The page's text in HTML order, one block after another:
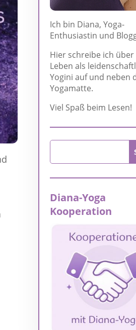
Ich bin Diana, Yoga-
Enthusiastin und
Hier schreibe ich über
Leben als
Yogini auf und neben
Yogamatte.
Viel Spaß beim Lesen!
Diana-Yoga
Kooperation